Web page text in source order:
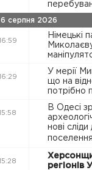
6 серпня 2026
16:59
Німецькі
16:29
У мерії
що на
потрібно
15:58
В Одесі
нові
15:28
регіонів